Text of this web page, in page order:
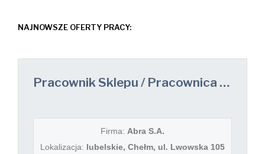
NAJNOWSZE OFERTY PRACY:
Pracownik Sklepu / Pracownica Sklepu
Firma: Abra S.A.
Lokalizacja: lubelskie, Chełm, ul. Lwowska 105